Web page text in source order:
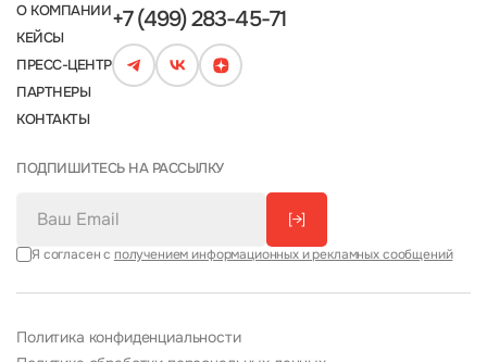
О КОМПАНИИ
КЕЙСЫ
ПРЕСС-ЦЕНТР
ПАРТНЕРЫ
КОНТАКТЫ
+7 (499) 283-45-71
ПОДПИШИТЕСЬ НА РАССЫЛКУ
[→]
Я согласен с получением информационных и рекламных сообщений
Политика конфиденциальности